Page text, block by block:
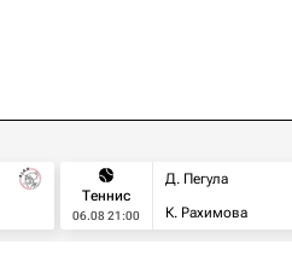
Теннис
06.08 21:00
Д. Пегула
К. Рахимова